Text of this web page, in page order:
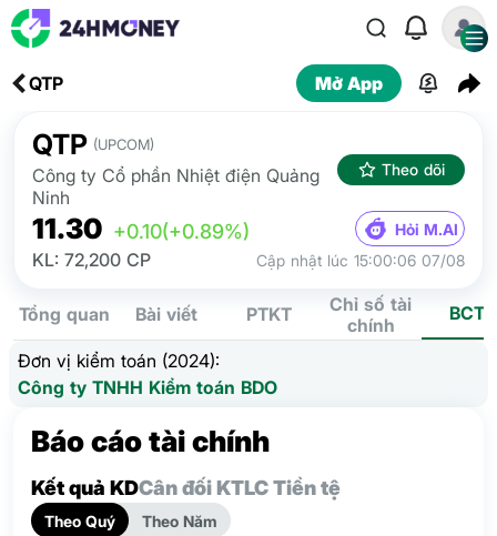
QTP Mở App
QTP (UPCOM)
Công ty Cổ phần Nhiệt điện Quảng
Ninh
Theo dõi
11.30 +0.10(+0.89%) Hỏi M.AI
KL: 72,200 CP Cập nhật lúc 15:00:06 07/08
Tổng quan Bài viết PTKT
Chỉ số tài
chính
BCTC
Đơn vị kiểm toán (2024):
Công ty TNHH Kiểm toán BDO
Báo cáo tài chính
Kết quả KDCân đối KTLC Tiền tệ
Theo Quý Theo Năm